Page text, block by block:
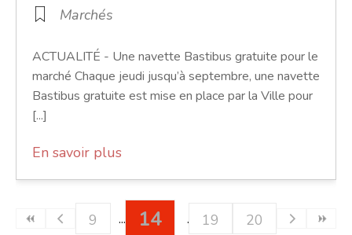
Marchés
ACTUALITÉ - Une navette Bastibus gratuite pour le
marché Chaque jeudi jusqu’à septembre, une navette
Bastibus gratuite est mise en place par la Ville pour
[...]
En savoir plus
9 14 19 20